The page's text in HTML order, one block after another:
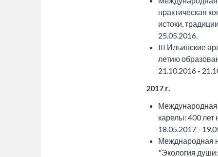
практическая
истоки,
25.05.2016.
III Ильинские
летию
21.10.2016 -
2017 г.
Международная
карелы: 400 лет
18.05.2017 -
Межднародная
"Экология души: